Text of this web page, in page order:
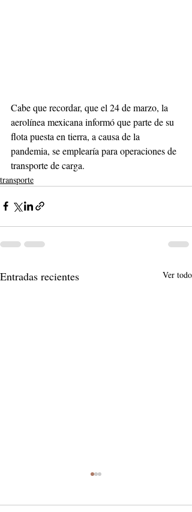
Cabe que recordar, que el 24 de marzo, la
aerolínea mexicana informó que parte de su
flota puesta en tierra, a causa de la
pandemia, se emplearía para operaciones de
transporte de carga.
transporte
Entradas recientes Ver todo